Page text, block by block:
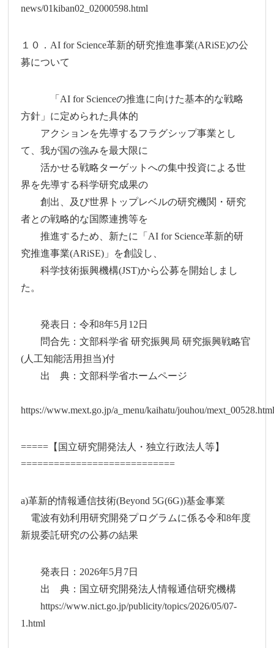
news/01kiban02_02000598.html
１０．AI for Science革新的研究推進事業(ARiSE)の公
募について
「AI for Scienceの推進に向けた基本的な戦略
方針」に定められた具体的
アクションを先導するフラグシップ事業とし
て、我が国の強みを最大限に
活かせる戦略ターゲットへの集中投資による世
界を先導する科学研究成果の
創出、及び世界トップレベルの研究機関・研究
者との戦略的な国際連携等を
推進するため、新たに「AI for Science革新的研
究推進事業(ARiSE)」を創設し、
科学技術振興機構(JST)から公募を開始しまし
た。
発表日：令和8年5月12日
問合先：文部科学省 研究振興局 研究振興戦略官
(人工知能活用担当)付
出 典：文部科学省ホームページ
https://www.mext.go.jp/a_menu/kaihatu/jouhou/
=====【国立研究開発法人・独立行政法人等】
============================
a)革新的情報通信技術(Beyond 5G(6G))基金事業
電波有効利用研究開発プログラムに係る令和8年度
新規委託研究の公募の結果
発表日：2026年5月7日
出 典：国立研究開発法人情報通信研究機構
https://www.nict.go.jp/publicity/topics/2026/05/07-
1.html